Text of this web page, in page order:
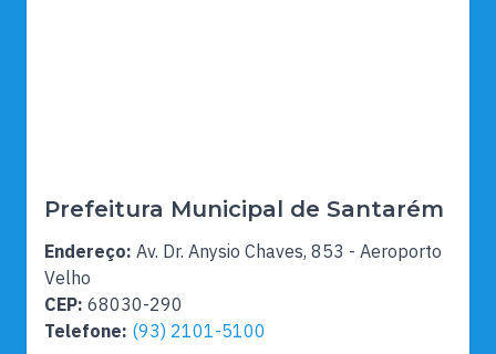
Prefeitura Municipal de Santarém
Endereço: Av. Dr. Anysio Chaves, 853 - Aeroporto
Velho
CEP: 68030-290
Telefone: (93) 2101-5100